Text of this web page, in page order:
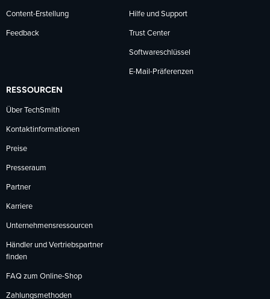
Content-Erstellung
Feedback
Hilfe und Support
Trust Center
Softwareschlüssel
E-Mail-Präferenzen
RESSOURCEN
Über TechSmith
Kontaktinformationen
Preise
Presseraum
Partner
Karriere
Unternehmensressourcen
Händler und Vertriebspartner
finden
FAQ zum Online-Shop
Zahlungsmethoden